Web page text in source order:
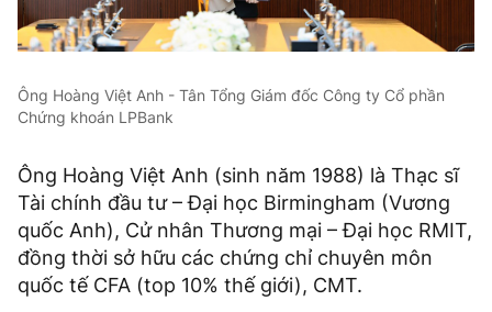
Ông Hoàng Việt Anh - Tân Tổng Giám đốc Công ty Cổ phần
Chứng khoán LPBank
Ông Hoàng Việt Anh (sinh năm 1988) là Thạc sĩ
Tài chính đầu tư – Đại học Birmingham (Vương
quốc Anh), Cử nhân Thương mại – Đại học RMIT,
đồng thời sở hữu các chứng chỉ chuyên môn
quốc tế CFA (top 10% thế giới), CMT.